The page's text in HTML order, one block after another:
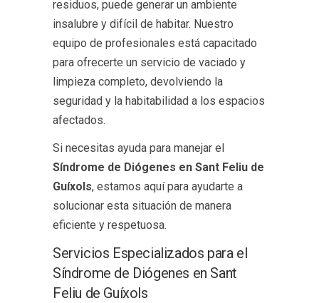
residuos, puede generar un ambiente
insalubre y difícil de habitar. Nuestro
equipo de profesionales está capacitado
para ofrecerte un servicio de vaciado y
limpieza completo, devolviendo la
seguridad y la habitabilidad a los espacios
afectados.
Si necesitas ayuda para manejar el
Síndrome de Diógenes en Sant Feliu de
Guíxols, estamos aquí para ayudarte a
solucionar esta situación de manera
eficiente y respetuosa.
Servicios Especializados para el
Síndrome de Diógenes en Sant
Feliu de Guíxols